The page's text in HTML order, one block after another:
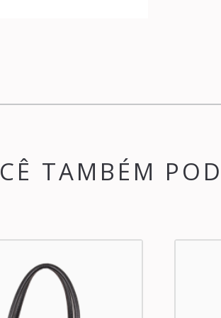
TAMBÉM